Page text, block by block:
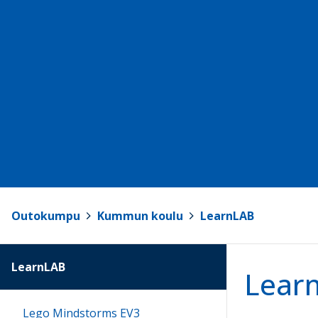
Outokumpu Kummun koulu LearnLAB
LearnLAB
Lego Mindstorms EV3